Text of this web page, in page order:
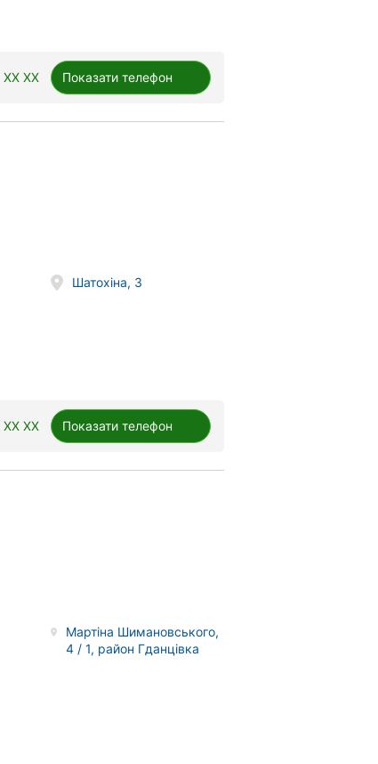
XX XX Показати телефон
Шатохіна, 3
XX XX Показати телефон
Мартіна Шимановського,
4 / 1, район Гданцівка